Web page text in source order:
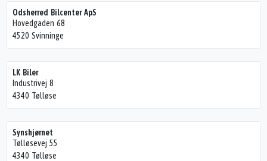
Odsherred Bilcenter ApS
Hovedgaden 68
4520 Svinninge
LK Biler
Industrivej 8
4340 Tølløse
Synshjørnet
Tølløsevej 55
4340 Tølløse